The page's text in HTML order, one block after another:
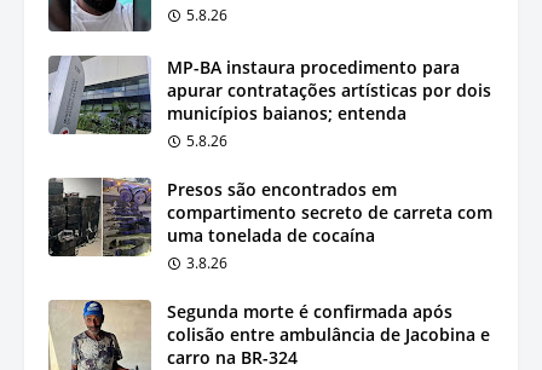
5.8.26
MP-BA instaura procedimento para
apurar contratações artísticas por dois
municípios baianos; entenda
5.8.26
Presos são encontrados em
compartimento secreto de carreta com
uma tonelada de cocaína
3.8.26
Segunda morte é confirmada após
colisão entre ambulância de Jacobina e
carro na BR-324